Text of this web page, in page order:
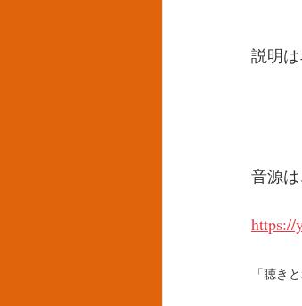
説明
音源は
https://
「聴き